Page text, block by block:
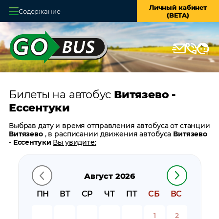
Содержание
Личный кабинет
(BETA)
Главная
О системе
Оплата и доставка
Возврат билетов
Заказ автобуса
Контакты
Билеты на автобус Витязево -
Ессентуки
Август 2026
ПН
ВТ СР ЧТ ПТ СБ ВС
1 2
Выбрав дату и время отправления автобуса от станции
Витязево , в расписании движения автобуса Витязево
- Ессентуки Вы увидите:
время прибытия
время в пути
цену билета